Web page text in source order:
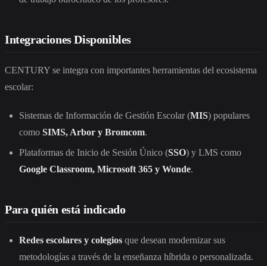
Integraciones Disponibles
CENTURY se integra con importantes herramientas del ecosistema
escolar:
Sistemas de Información de Gestión Escolar (MIS) populares
como SIMS, Arbor y Bromcom.
Plataformas de Inicio de Sesión Único (SSO) y LMS como
Google Classroom, Microsoft 365 y Wonde.
Para quién está indicado
Redes escolares y colegios que desean modernizar sus
metodologías a través de la enseñanza híbrida o personalizada.